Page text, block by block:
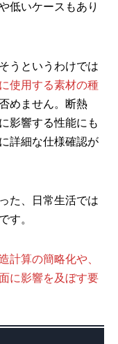
低いケースもあり
うというわけでは
使用する素材の種
めません。断熱
影響する性能にも
詳細な仕様確認が
た、日常生活では
す。
計算の簡略化や、
に影響を及ぼす要